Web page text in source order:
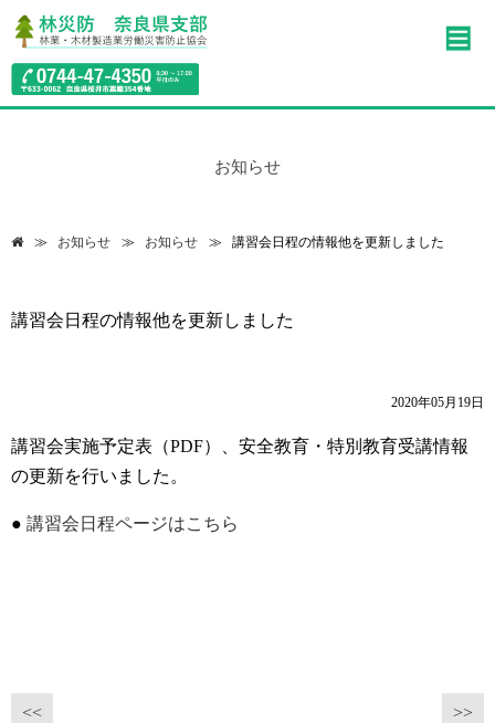
お知らせ
お知らせ お知らせ 講習会日程の情報他を更新しました
講習会日程の情報他を更新しました
2020年05月19日
講習会実施予定表（PDF）、安全教育・特別教育受講情報
の更新を行いました。
講習会日程ページはこちら
<< >>